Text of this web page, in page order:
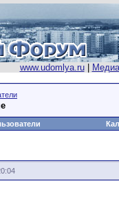
www.udomlya.ru|